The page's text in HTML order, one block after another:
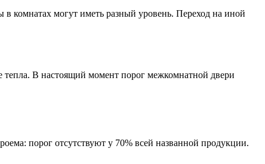
в комнатах могут иметь разный уровень. Переход на иной
В настоящий момент порог межкомнатной двери
порог отсутствуют у 70% всей названной продукции.